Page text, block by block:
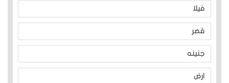
فيلا
قصر
جنينه
ارض